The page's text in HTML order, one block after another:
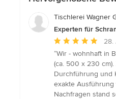
Tischlerei Wagner
Experten für
Durchschnittliche
Bewertung:
5
von
5
Sternen
28.
“Wir - wohnhaft in
(ca. 500 x 230
Durchführung und
exakte
Nachfragen stand